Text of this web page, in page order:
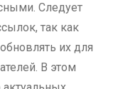
Следует
так как
их для
В этом